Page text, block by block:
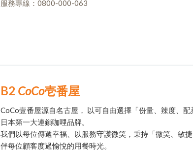
服務專線：0800-000-063
B2 CoCo壱番屋
CoCo壹番屋源自名古屋， 以可自由選擇「份量、辣度、
日本第一大連鎖咖哩品牌。
我們以每位傳遞幸福、以服務守護微笑，秉持「微笑、敏
伴每位顧客度過愉悅的用餐時光。